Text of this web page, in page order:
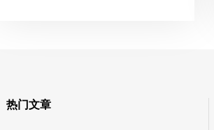
热门文章